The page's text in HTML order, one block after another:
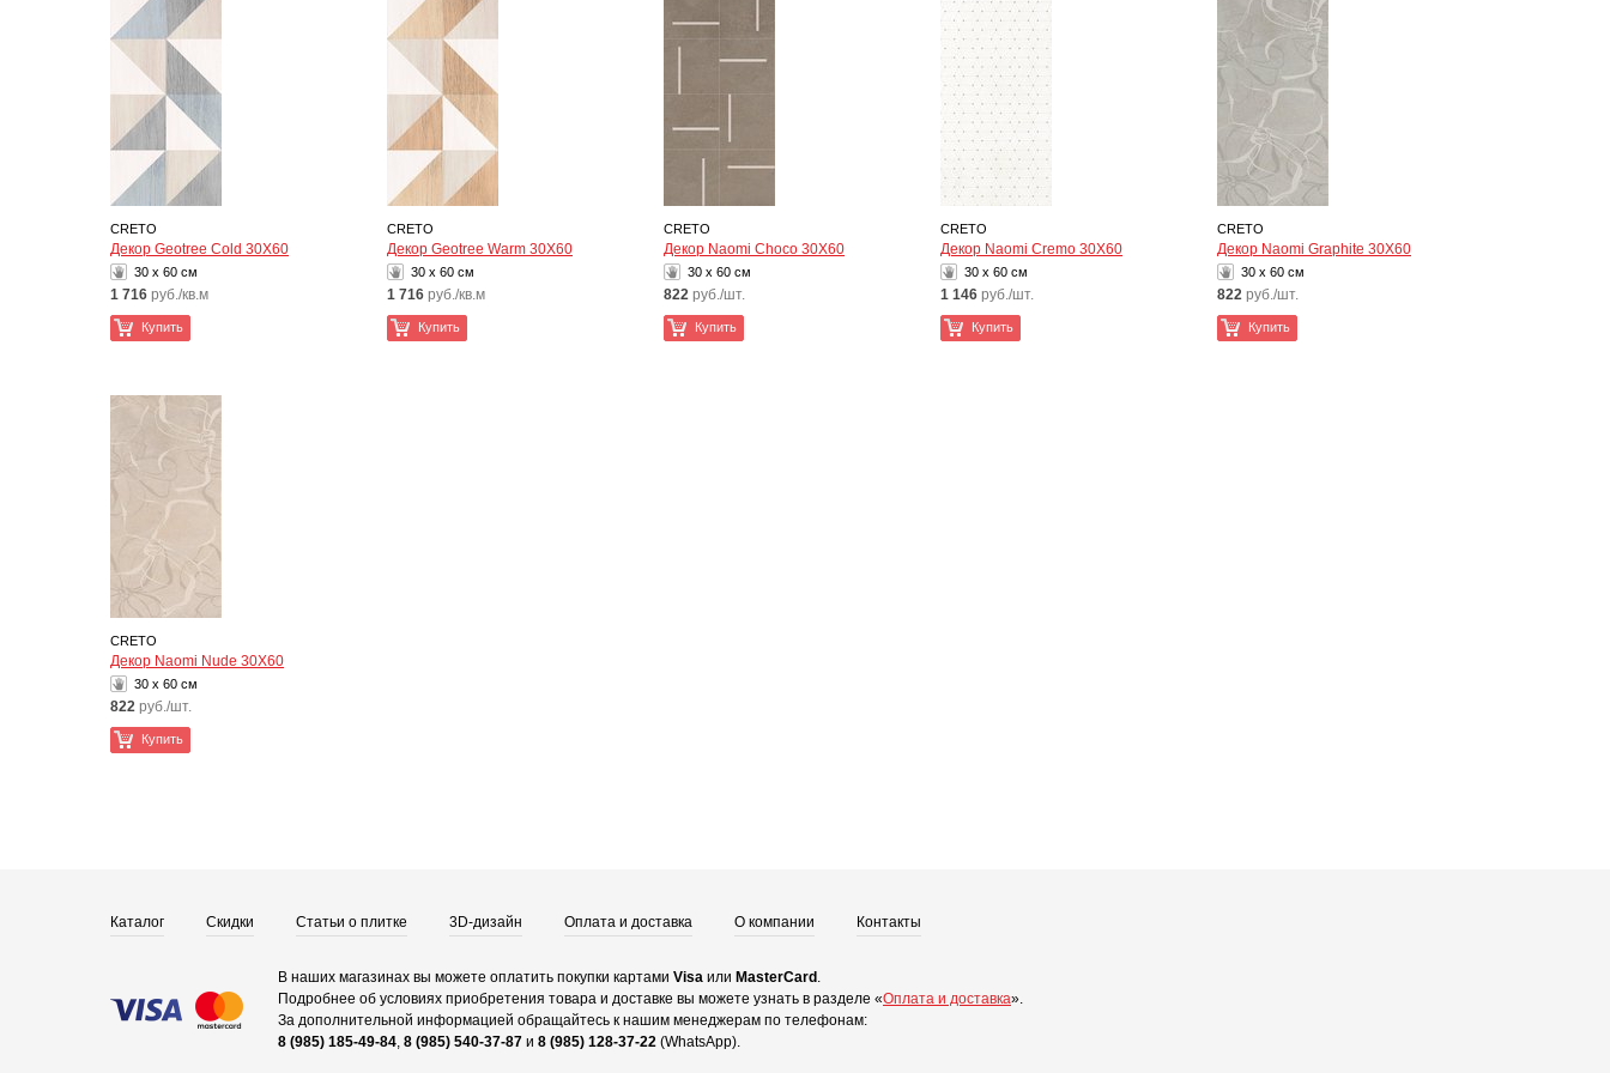
CRETO
Декор Geotree Cold 30Х60
30 x 60 см
1 716 руб./кв.м
Купить
CRETO
Декор Geotree Warm 30Х60
30 x 60 см
1 716 руб./кв.м
Купить
CRETO
Декор Naomi Choco 30Х60
30 x 60 см
822 руб./шт.
Купить
CRETO
Декор Naomi Cremo 30Х60
30 x 60 см
1 146 руб./шт.
Купить
CRETO
Декор Naomi Graphite 30Х60
30 x 60 см
822 руб./шт.
Купить
CRETO
Декор Naomi Nude 30Х60
30 x 60 см
822 руб./шт.
Купить
Каталог Скидки Статьи о плитке 3D-дизайн Оплата и доставка О компании Контакты
В наших магазинах вы можете оплатить покупки картами Visa или MasterCard .
Подробнее об условиях приобретения товара и доставке вы можете узнать в разделе «Оплата и доставка».
За дополнительной информацией обращайтесь к нашим менеджерам по телефонам:
8 (985) 185-49-84, 8 (985) 540-37-87 и 8 (985) 128-37-22 (WhatsApp).